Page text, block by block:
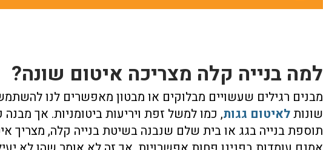
למה בנייה קלה מצריכה איטום שונה?
מבנים רגילים שעשויים מבלוקים או מבטון מאפשרים לנו
שונותלאיטום גגות, כמו למשל זפת ויריעות ביטומניות. אך
תוספת בנייה בגג או בית שלם שנבנה בשיטת בנייה קלה, מצריך